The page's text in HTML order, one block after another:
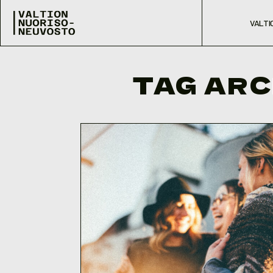
Valtion nuorisoneuvosto
TAG